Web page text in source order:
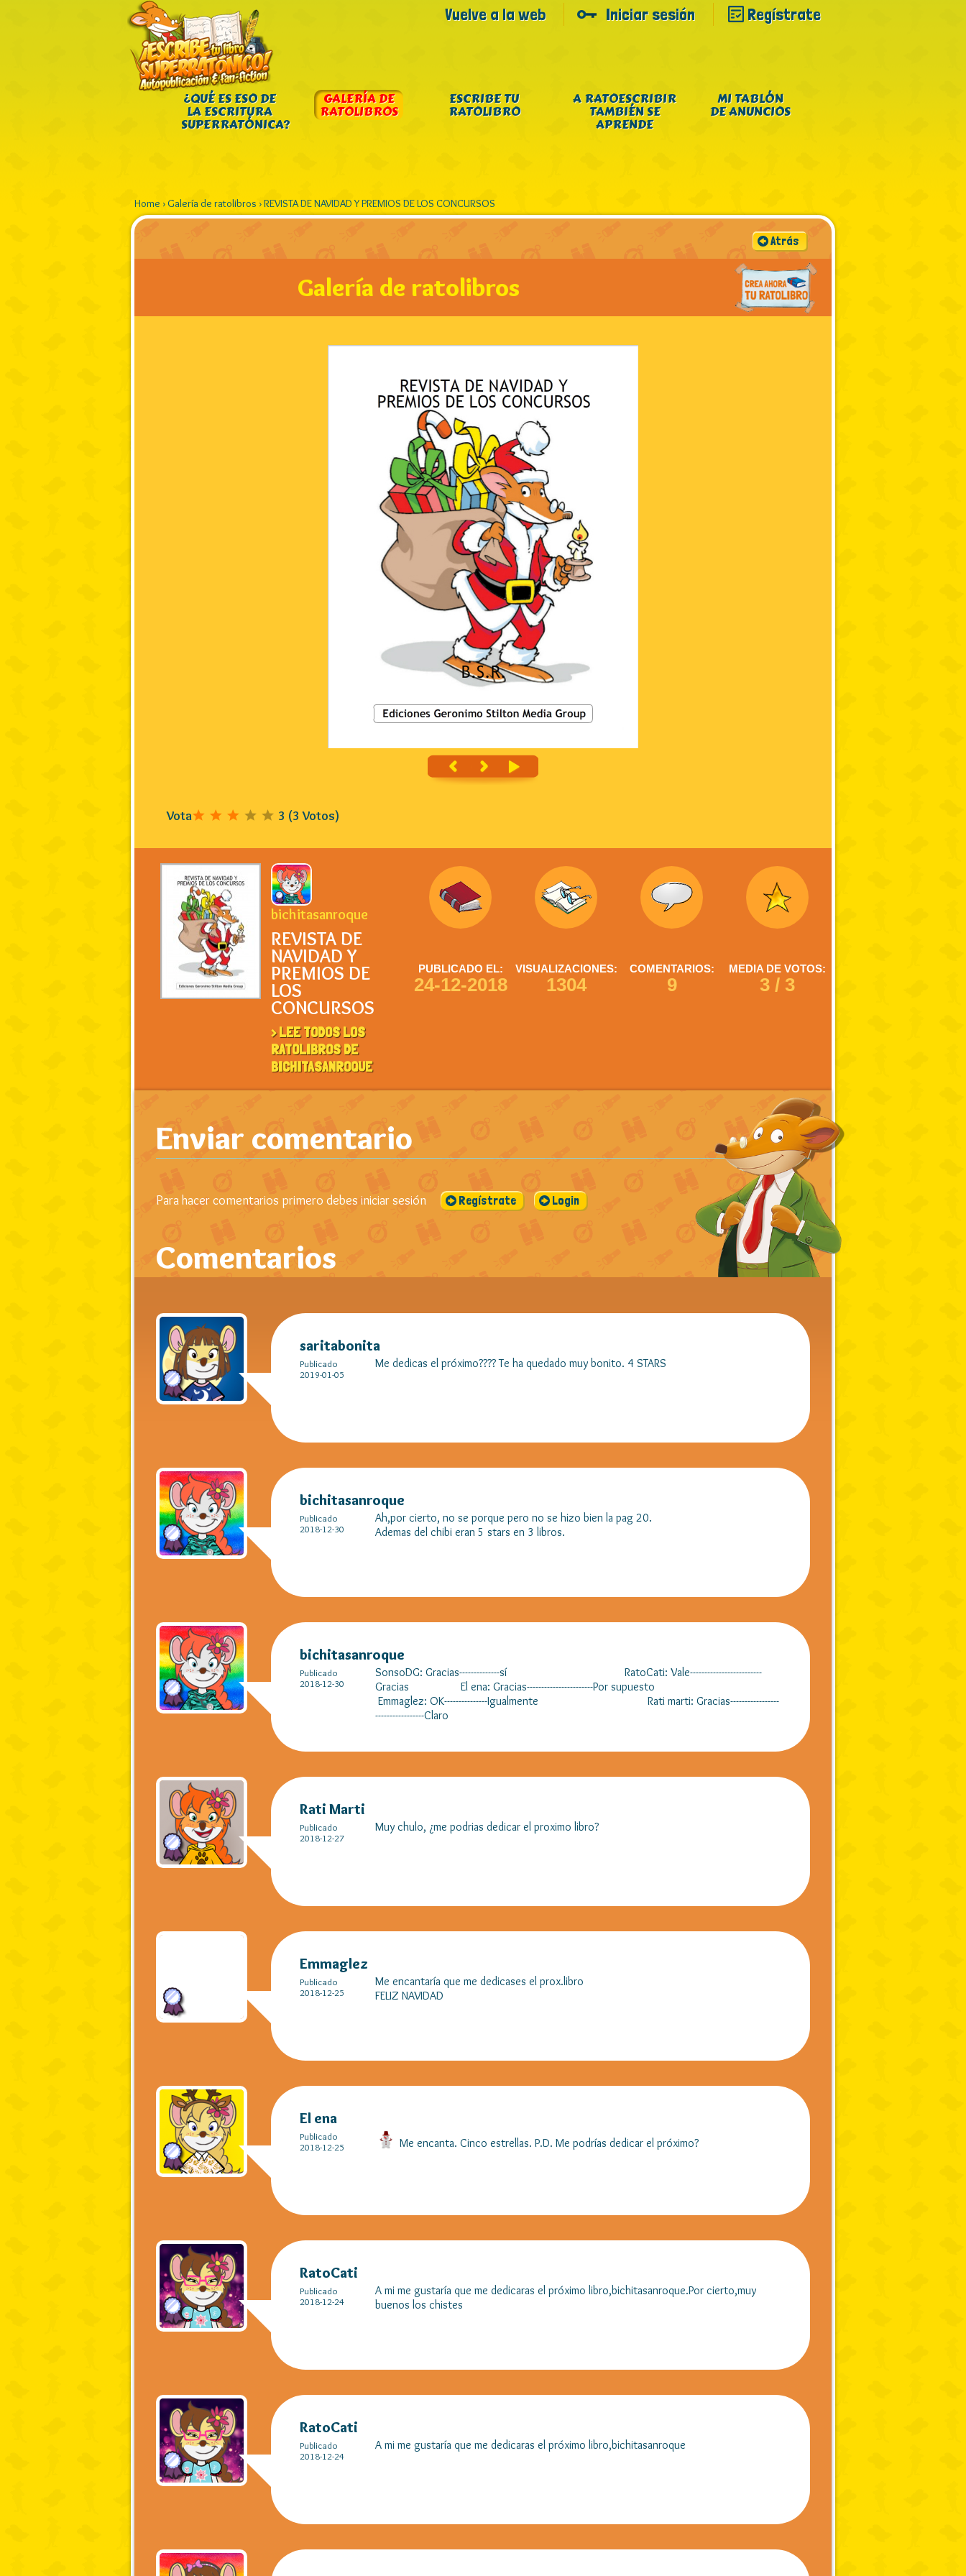
Vuelve a la web Iniciar sesión Regístrate
¿QUÉ ES ESO DE
LA ESCRITURA
SUPERRATÓNICA?
GALERÍA DE
RATOLIBROS
ESCRIBE TU
RATOLIBRO
A RATOESCRIBIR
TAMBIÉN SE
APRENDE
MI TABLÓN
DE ANUNCIOS
Home › Galería de ratolibros ›REVISTA DE NAVIDAD Y PREMIOS DE LOS CONCURSOS
Galería de ratolibros
Atrás
Vota 3 (3 Votos)
bichitasanroque
REVISTA DE
NAVIDAD Y
PREMIOS DE
LOS
CONCURSOS
> LEE TODOS LOS
RATOLIBROS DE
BICHITASANROQUE
PUBLICADO EL:
24-12-2018
VISUALIZACIONES:
1304
COMENTARIOS:
9
MEDIA DE VOTOS:
3 / 3
Enviar comentario
Para hacer comentarios primero debes iniciar sesión Regístrate Login
Comentarios
saritabonita
Publicado
2019-01-05
Me dedicas el próximo???? Te ha quedado muy bonito. 4 STARS
bichitasanroque
Publicado
2018-12-30
Ah,por cierto, no se porque pero no se hizo bien la pag 20.
Ademas del chibi eran 5 stars en 3 libros.
bichitasanroque
Publicado
2018-12-30
SonsoDG: Gracias--------------sí RatoCati: Vale-------------------------
Gracias El ena: Gracias-----------------------Por supuesto
Emmaglez: OK---------------Igualmente Rati marti: Gracias-----------------
-----------------Claro
Rati Marti
Publicado
2018-12-27
Muy chulo, ¿me podrias dedicar el proximo libro?
Emmaglez
Publicado
2018-12-25
Me encantaría que me dedicases el prox.libro
FELIZ NAVIDAD
El ena
Publicado
2018-12-25
Me encanta. Cinco estrellas. P.D. Me podrías dedicar el próximo?
RatoCati
Publicado
2018-12-24
A mi me gustaría que me dedicaras el próximo libro,bichitasanroque.Por cierto,muy
buenos los chistes
RatoCati
Publicado
2018-12-24
A mi me gustaría que me dedicaras el próximo libro,bichitasanroque